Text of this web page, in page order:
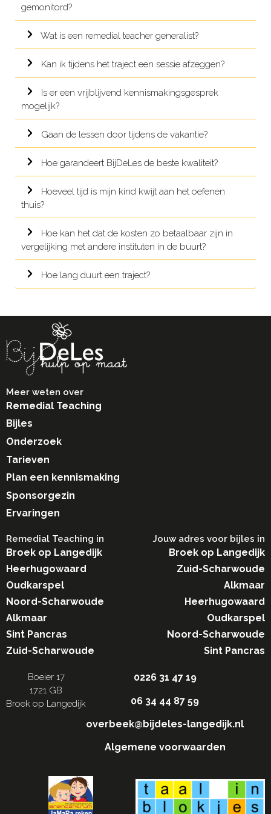
gemonitord?
Wat is een remedial teacher generalist?
Kan ik tijdens het traject een sessie afzeggen?
Is er een vrijblijvend kennismakingsgesprek
mogelijk?
Gaan de lessen door tijdens de vakantie?
Hoe garandeert BijDeLes de beste kwaliteit?
Hoeveel tijd is mijn kind kwijt aan het oefenen
thuis?
Hoe kan het dat de kosten zo betaalbaar zijn in
vergelijking met andere instituten in de buurt?
Hoe lang duurt een traject?
Boeier 17
1721 GB
Broek op Langedijk
0226 31 47 19
06 34 44 87 59
overbeek@bijdeles-langedijk.nl
Algemene voorwaarden
Meer weten over
Remedial Teaching
Bijles
Onderzoek
Tarieven
Plan een kennismaking
Sponsorgezin
Ervaringen
Remedial Teaching in​
Broek op Langedijk
Heerhugowaard
Oudkarspel
Noord-Scharwoude
Alkmaar
Sint Pancras
Zuid-Scharwoude
Jouw adres voor bijles in
Broek op Langedijk
Zuid-Scharwoude
Alkmaar
Heerhugowaard
Oudkarspel
Noord-Scharwoude
Sint Pancras